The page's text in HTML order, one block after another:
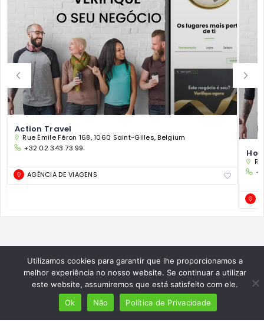
Action Travel
Rue Émile Féron 168, 1060 Saint-Gilles, Belgium
+32 02 343 73 99
AGÊNCIA DE VIAGENS
Utilizamos cookies para garantir que lhe proporcionamos a
melhor experiência no nosso website. Se continuar a utilizar
este website, assumiremos que está satisfeito com ele.
Ok
Não Política de Privacidade